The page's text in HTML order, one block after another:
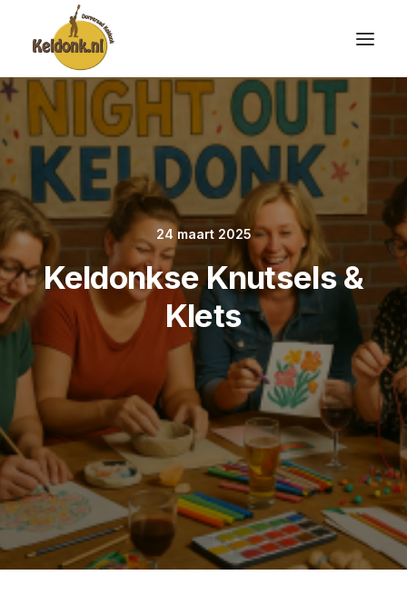
24 maart 2025
Keldonkse Knutsels &
Klets